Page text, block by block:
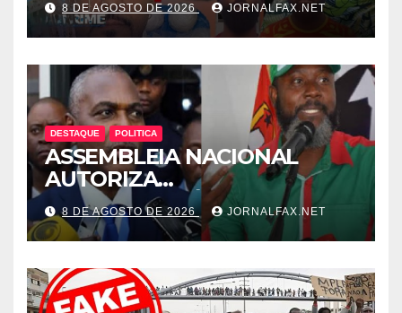
MORRE NO HOTEL EM
LUANDA
8 DE AGOSTO DE 2026 JORNALFAX.NET
DESTAQUE POLITICA
ASSEMBLEIA NACIONAL
AUTORIZA
INTERROGATÓRIO DE
ADRIANO SAPINALA NO
CASO “CAIXA TÉRMICA” E
CHIVUKUVUKU
8 DE AGOSTO DE 2026 JORNALFAX.NET